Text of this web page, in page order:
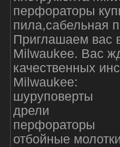
перфораторы
пила,сабельная
Приглашаем вас
Milwaukee. Вас
качественных
Milwaukee:
шуруповерты
дрели
перфораторы
отбойные